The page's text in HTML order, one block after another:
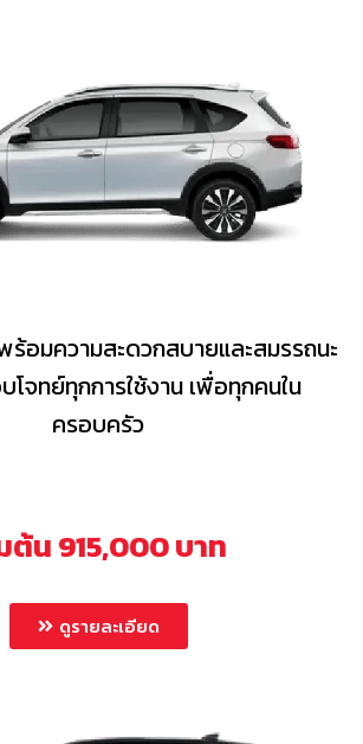
ร้อมความสะดวกสบายและสมรรถนะ
โจทย์ทุกการใช้งาน เพื่อทุกคนใน
ครอบครัว
ต้น 915,000 บาท
ดูรายละเอียด